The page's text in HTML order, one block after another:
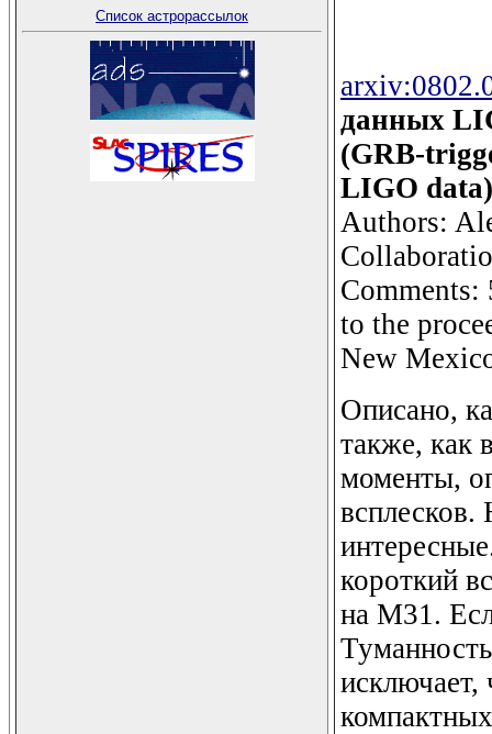
Список астрорассылок
данных
(GRB-
LIGO data)
Authors:
Comments:
to the
New
Описано,
также, как
моменты,
всплесков.
короткий
на М31.